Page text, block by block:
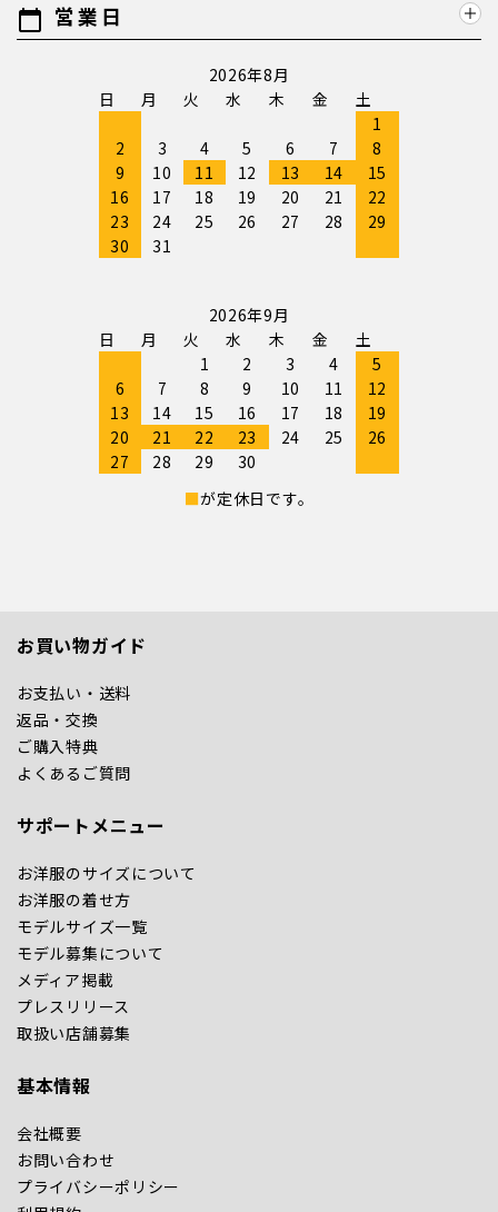
calendar_today 営業日
2026年8月
日
月 火 水 木 金
土
1
2
3 4 5 6 7
8
9
10 11 12 13 14
15
16
17 18 19 20 21
22
23
24 25 26 27 28
29
30
31
2026年9月
日
月 火 水 木 金
土
1
2 3 4
5
6
7 8 9 10 11
12
13
14 15 16 17 18
19
20
21 22 23 24 25
26
27
28 29
30
■が定休日です。
お買い物ガイド
お支払い・送料
返品・交換
ご購入特典
よくあるご質問
サポートメニュー
お洋服のサイズについて
お洋服の着せ方
モデルサイズ一覧
モデル募集について
メディア掲載
プレスリリース
取扱い店舗募集
基本情報
会社概要
お問い合わせ
プライバシーポリシー